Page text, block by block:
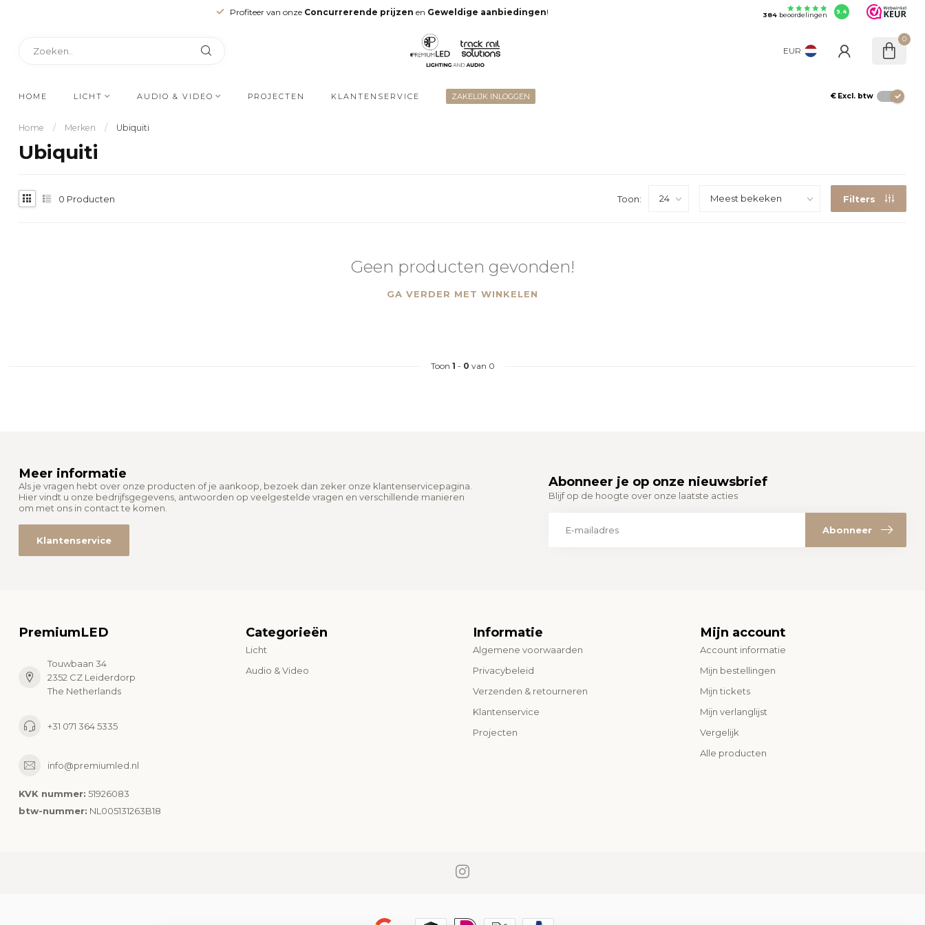
Profiteer van onze Concurrerende prijzen en Geweldige aanbiedingen! 384beoordelingen 9.4
EUR
0
HOME LICHT AUDIO & VIDEO PROJECTEN KLANTENSERVICE ZAKELIJK INLOGGEN € Excl. btw
Home / Merken / Ubiquiti
Ubiquiti
0 Producten Toon: Filters
Geen producten gevonden!
GA VERDER MET WINKELEN
Toon 1 - 0 van 0
Meer informatie
Als je vragen hebt over onze producten of je aankoop, bezoek dan zeker onze klantenservicepagina.
Hier vindt u onze bedrijfsgegevens, antwoorden op veelgestelde vragen en verschillende manieren
om met ons in contact te komen.
Klantenservice
Abonneer je op onze nieuwsbrief
Blijf op de hoogte over onze laatste acties
Abonneer
PremiumLED
Touwbaan 34
2352 CZ Leiderdorp
The Netherlands
+31 071 364 5335
info@premiumled.nl
KVK nummer: 51926083
btw-nummer: NL005131263B18
Categorieën
Licht
Audio & Video
Informatie
Algemene voorwaarden
Privacybeleid
Verzenden & retourneren
Klantenservice
Projecten
Mijn account
Account informatie
Mijn bestellingen
Mijn tickets
Mijn verlanglijst
Vergelijk
Alle producten